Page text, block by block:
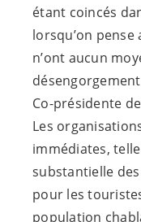
étant coincés
lorsqu’on pense
n’ont aucun
Co-présidente
Les
immédiates,
substantielle
pour les
population